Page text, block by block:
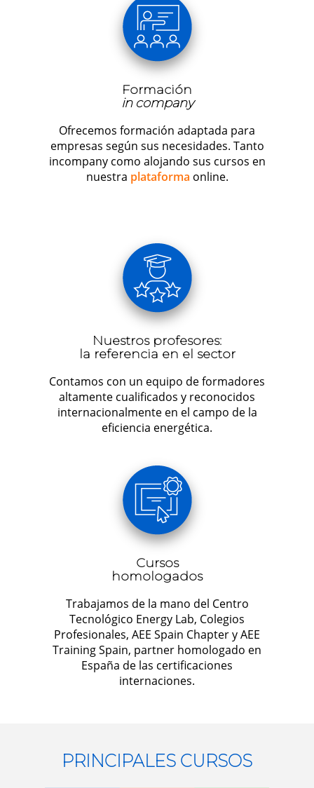
Formación
in company
Ofrecemos formación adaptada para
empresas según sus necesidades. Tanto
incompany como alojando sus cursos en
nuestra plataforma online.
Nuestros profesores:
la referencia en el sector
Contamos con un equipo de formadores
altamente cualificados y reconocidos
internacionalmente en el campo de la
eficiencia energética.
Cursos
homologados
Trabajamos de la mano del Centro
Tecnológico Energy Lab, Colegios
Profesionales, AEE Spain Chapter y AEE
Training Spain, partner homologado en
España de las certificaciones
internaciones.
PRINCIPALES CURSOS